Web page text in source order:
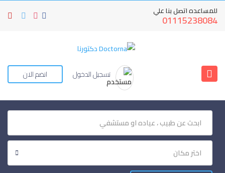
للمساعده اتصل بنا علي
01115238084
تسجيل الدخول انضم الان